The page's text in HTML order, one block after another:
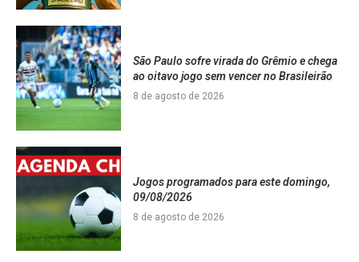
São Paulo sofre virada do Grêmio e chega
ao oitavo jogo sem vencer no Brasileirão
8 de agosto de 2026
Jogos programados para este domingo,
09/08/2026
8 de agosto de 2026